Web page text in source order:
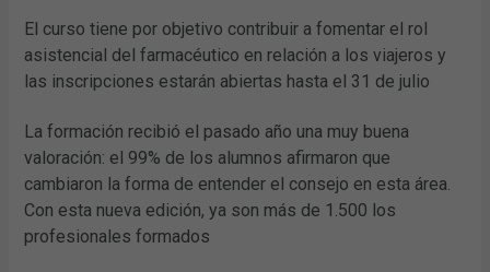
El curso tiene por objetivo contribuir a fomentar el rol
asistencial del farmacéutico en relación a los viajeros y
las inscripciones estarán abiertas hasta el 31 de julio
La formación recibió el pasado año una muy buena
valoración: el 99% de los alumnos afirmaron que
cambiaron la forma de entender el consejo en esta área.
Con esta nueva edición, ya son más de 1.500 los
profesionales formados